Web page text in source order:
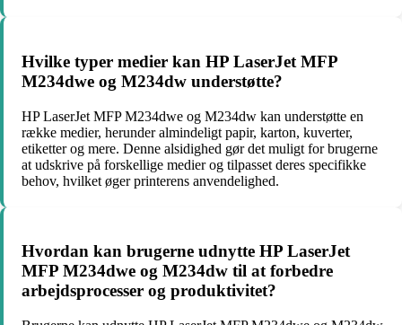
Hvilke typer medier kan HP LaserJet MFP
M234dwe og M234dw understøtte?
HP LaserJet MFP M234dwe og M234dw kan understøtte en
række medier, herunder almindeligt papir, karton, kuverter,
etiketter og mere. Denne alsidighed gør det muligt for brugerne
at udskrive på forskellige medier og tilpasset deres specifikke
behov, hvilket øger printerens anvendelighed.
Hvordan kan brugerne udnytte HP LaserJet
MFP M234dwe og M234dw til at forbedre
arbejdsprocesser og produktivitet?